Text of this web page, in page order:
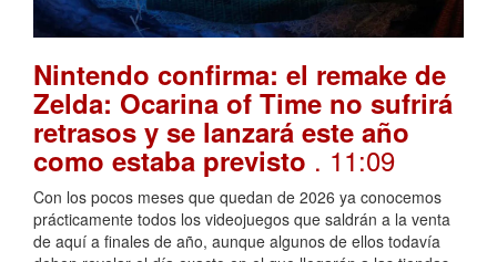
Nintendo confirma: el remake de
Zelda: Ocarina of Time no sufrirá
retrasos y se lanzará este año
como estaba previsto . 11:09
Con los pocos meses que quedan de 2026 ya conocemos
prácticamente todos los videojuegos que saldrán a la venta
de aquí a finales de año, aunque algunos de ellos todavía